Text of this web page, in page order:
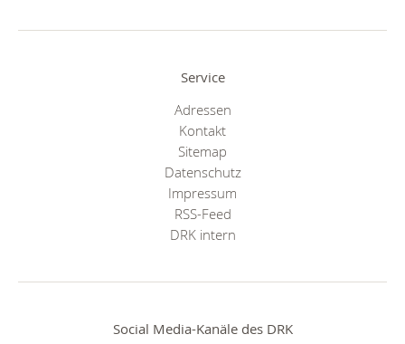
Service
Adressen
Kontakt
Sitemap
Datenschutz
Impressum
RSS-Feed
DRK intern
Social Media-Kanäle des DRK